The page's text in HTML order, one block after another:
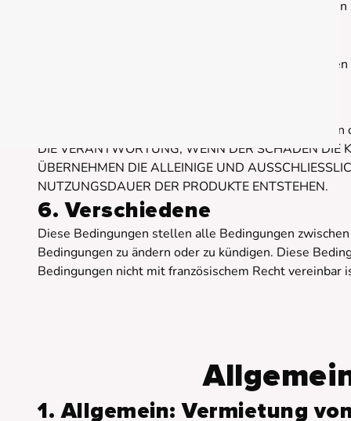
Wir verwenden die auf unserer Website
Die Garantien in Abschnitt 3 gelten nur für Sie,
LE CLOSET kann unter keinen Umständen für
DIE VERANTWORTUNG, WENN DER SCHADEN DIE
ÜBERNEHMEN DIE ALLEINIGE UND
NUTZUNGSDAUER DER PRODUKTE ENTSTEHEN.
6. Verschiedene
Diese Bedingungen stellen alle Bedingungen
Bedingungen zu ändern oder zu kündigen. Diese
Bedingungen nicht mit französischem Recht
1. Allgemein: Vermietung